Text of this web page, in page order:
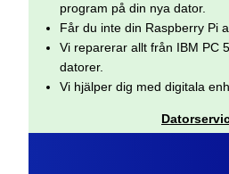
program på din nya dator.
Får du inte din Raspberry Pi
Vi reparerar allt från IBM PC
datorer.
Vi hjälper dig med digitala